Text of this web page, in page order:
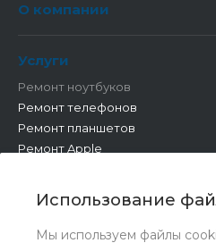
Использование
Мы используем файлы
О компании
Услуги
Ремонт ноутбуков
Ремонт телефонов
Ремонт планшетов
Ремонт Apple